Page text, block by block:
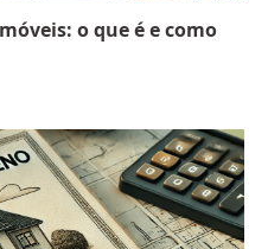
o que é e como